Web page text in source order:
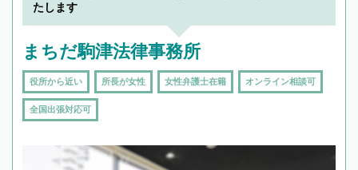
たします
まちだ駒津法律事務所
役所から近い 所長が女性 女性弁護士在籍 オンライン相談可
全国出張対応可